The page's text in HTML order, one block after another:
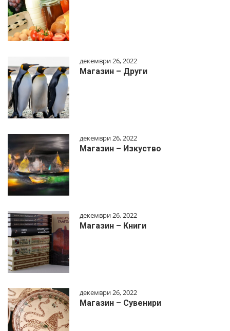
декември 26, 2022
Магазин – Други
декември 26, 2022
Магазин – Изкуство
декември 26, 2022
Магазин – Книги
декември 26, 2022
Магазин – Сувенири